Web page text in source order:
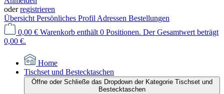
oderregistrieren
Übersicht Persönliches Profil Adressen Bestellungen
0,00 € Warenkorb enthält 0 Positionen. Der Gesamtwert beträgt
0,00 €.
Home
Tischset und Bestecktaschen
Öffne oder Schließe das Dropdown der Kategorie Tischset und
Bestecktaschen